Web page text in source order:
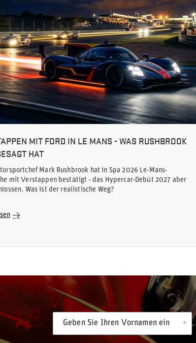
MIT FORD IN LE MANS - WAS RUSHBROOK
HAT
Mark Rushbrook hat in Spa 2026 Le-Mans-
mit Verstappen bestätigt - das Hypercar-Debüt 2027 aber
Was ist der realistische Weg?
Geben Sie Ihren Vornamen ein